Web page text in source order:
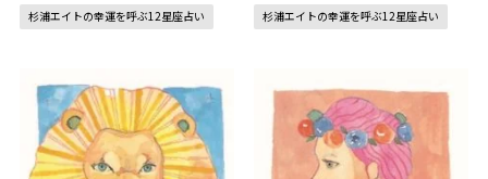
杉浦エイトの幸運を呼ぶ12星座占い 杉浦エイトの幸運を呼ぶ12星座占い